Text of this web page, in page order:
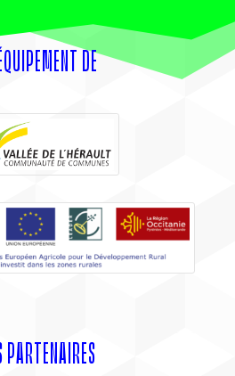
de
partenaires